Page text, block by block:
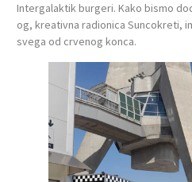
Intergalaktik burgeri. Kako bismo
og, kreativna radionica Suncokreti,
svega od crvenog konca.